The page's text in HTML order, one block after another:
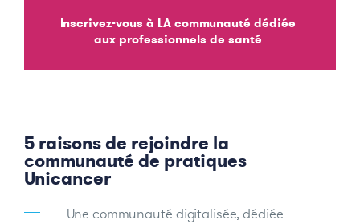
Inscrivez-vous à LA communauté dédiée
aux professionnels de santé
5 raisons de rejoindre la
communauté de pratiques
Unicancer
Une communauté digitalisée, dédiée